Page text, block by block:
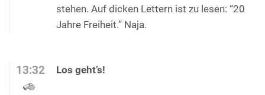
stehen. Auf dicken Lettern ist zu lesen: “20
Jahre Freiheit.” Naja.
13:32 Los geht’s!